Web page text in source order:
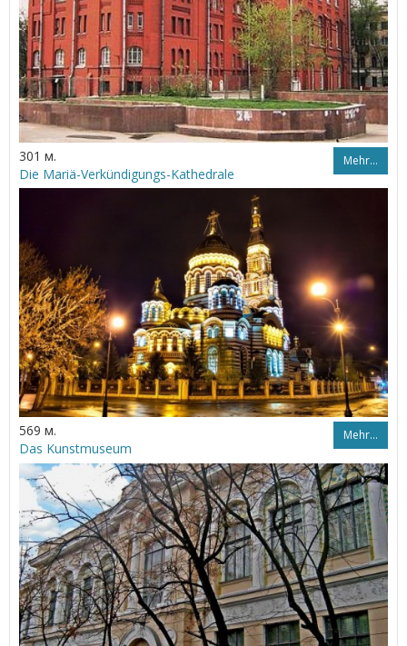
301 м. Mehr…
Die Mariä-Verkündigungs-Kathedrale
569 м. Mehr…
Das Kunstmuseum